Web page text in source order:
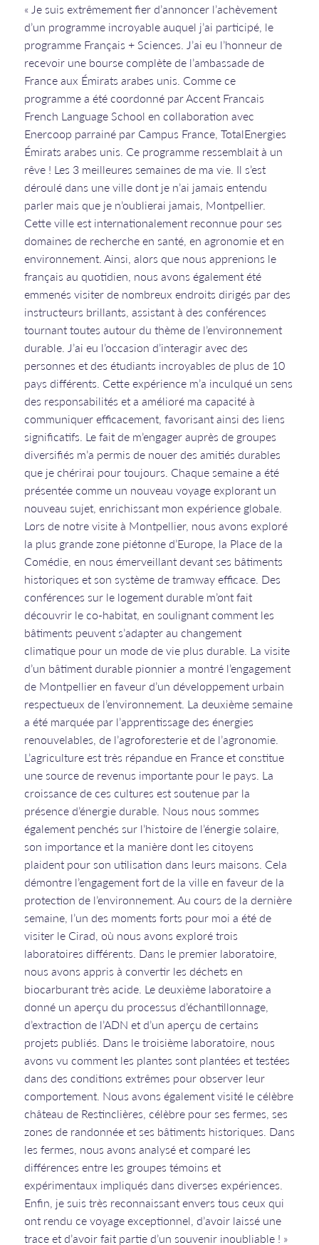
« Je suis extrêmement fier d’annoncer l’achèvement
d’un programme incroyable auquel j’ai participé, le
programme Français + Sciences. J’ai eu l’honneur de
recevoir une bourse complète de l’ambassade de
France aux Émirats arabes unis. Comme ce
programme a été coordonné par Accent Francais
French Language School en collaboration avec
Enercoop parrainé par Campus France, TotalEnergies
Émirats arabes unis. Ce programme ressemblait à un
rêve ! Les 3 meilleures semaines de ma vie. Il s’est
déroulé dans une ville dont je n’ai jamais entendu
parler mais que je n’oublierai jamais, Montpellier.
Cette ville est internationalement reconnue pour ses
domaines de recherche en santé, en agronomie et en
environnement. Ainsi, alors que nous apprenions le
français au quotidien, nous avons également été
emmenés visiter de nombreux endroits dirigés par des
instructeurs brillants, assistant à des conférences
tournant toutes autour du thème de l’environnement
durable. J’ai eu l’occasion d’interagir avec des
personnes et des étudiants incroyables de plus de 10
pays différents. Cette expérience m’a inculqué un sens
des responsabilités et a amélioré ma capacité à
communiquer efficacement, favorisant ainsi des liens
significatifs. Le fait de m’engager auprès de groupes
diversifiés m’a permis de nouer des amitiés durables
que je chérirai pour toujours. Chaque semaine a été
présentée comme un nouveau voyage explorant un
nouveau sujet, enrichissant mon expérience globale.
Lors de notre visite à Montpellier, nous avons exploré
la plus grande zone piétonne d’Europe, la Place de la
Comédie, en nous émerveillant devant ses bâtiments
historiques et son système de tramway efficace. Des
conférences sur le logement durable m’ont fait
découvrir le co-habitat, en soulignant comment les
bâtiments peuvent s’adapter au changement
climatique pour un mode de vie plus durable. La visite
d’un bâtiment durable pionnier a montré l’engagement
de Montpellier en faveur d’un développement urbain
respectueux de l’environnement. La deuxième semaine
a été marquée par l’apprentissage des énergies
renouvelables, de l’agroforesterie et de l’agronomie.
L’agriculture est très répandue en France et constitue
une source de revenus importante pour le pays. La
croissance de ces cultures est soutenue par la
présence d’énergie durable. Nous nous sommes
également penchés sur l’histoire de l’énergie solaire,
son importance et la manière dont les citoyens
plaident pour son utilisation dans leurs maisons. Cela
démontre l’engagement fort de la ville en faveur de la
protection de l’environnement. Au cours de la dernière
semaine, l’un des moments forts pour moi a été de
visiter le Cirad, où nous avons exploré trois
laboratoires différents. Dans le premier laboratoire,
nous avons appris à convertir les déchets en
biocarburant très acide. Le deuxième laboratoire a
donné un aperçu du processus d’échantillonnage,
d’extraction de l’ADN et d’un aperçu de certains
projets publiés. Dans le troisième laboratoire, nous
avons vu comment les plantes sont plantées et testées
dans des conditions extrêmes pour observer leur
comportement. Nous avons également visité le célèbre
château de Restinclières, célèbre pour ses fermes, ses
zones de randonnée et ses bâtiments historiques. Dans
les fermes, nous avons analysé et comparé les
différences entre les groupes témoins et
expérimentaux impliqués dans diverses expériences.
Enfin, je suis très reconnaissant envers tous ceux qui
ont rendu ce voyage exceptionnel, d’avoir laissé une
trace et d’avoir fait partie d’un souvenir inoubliable ! »